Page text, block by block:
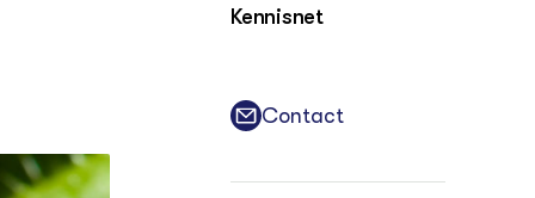
Vakbladen
Kennisnet
Contact